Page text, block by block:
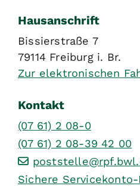
Hausanschrift
Bissierstraße 7
79114 Freiburg i. Br.
Zur elektronischen
Kontakt
(07 61) 2 08-0
(07 61) 2 08-39 42 00
Sichere